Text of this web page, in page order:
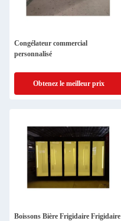
Congélateur commercial
personnalisé
Obtenez le meilleur prix
Boissons Bière Frigidaire Frigidaire